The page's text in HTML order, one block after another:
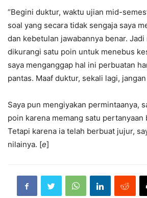
“Begini duktur, waktu ujian mid-
soal yang secara tidak sengaja saya
dan kebetulan jawabannya benar.
dikurangi satu poin untuk menebus
saya menganggap hal ini perbuatan
pantas. Maaf duktur, sekali lagi, jangan
Saya pun mengiyakan permintaanya,
poin karena memang satu pertanyaan
Tetapi karena ia telah berbuat jujur,
nilainya. [e]